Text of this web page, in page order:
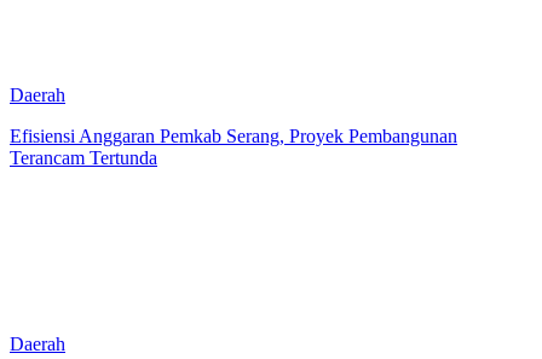
Daerah
Efisiensi Anggaran Pemkab Serang, Proyek Pembangunan
Terancam Tertunda
Daerah